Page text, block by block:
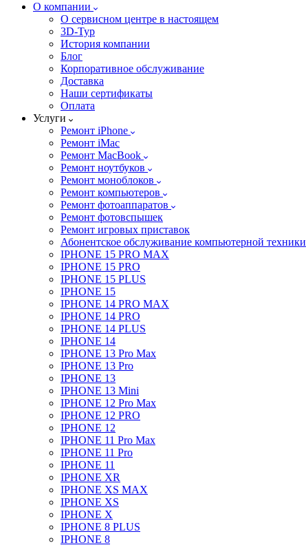
О компании
О сервисном центре в настоящем
3D-Тур
История компании
Блог
Корпоративное обслуживание
Доставка
Наши сертификаты
Оплата
Услуги
Ремонт iPhone
Ремонт iMac
Ремонт MacBook
Ремонт ноутбуков
Ремонт моноблоков
Ремонт компьютеров
Ремонт фотоаппаратов
Ремонт фотовспышек
Ремонт игровых приставок
Абонентское обслуживание компьютерной техники
IPHONE 15 PRO MAX
IPHONE 15 PRO
IPHONE 15 PLUS
IPHONE 15
IPHONE 14 PRO MAX
IPHONE 14 PRO
IPHONE 14 PLUS
IPHONE 14
IPHONE 13 Pro Max
IPHONE 13 Pro
IPHONE 13
IPHONE 13 Mini
IPHONE 12 Pro Max
IPHONE 12 PRO
IPHONE 12
IPHONE 11 Pro Max
IPHONE 11 Pro
IPHONE 11
IPHONE XR
IPHONE XS MAX
IPHONE XS
IPHONE X
IPHONE 8 PLUS
IPHONE 8